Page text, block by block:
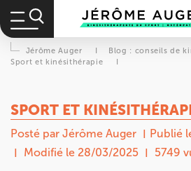
Jérôme Auger I Blog : conseils de
Sport et kinésithérapie
I
SPORT ET
Posté par Jérôme Auger
Publié
Modifié le 28/03/2025
5749